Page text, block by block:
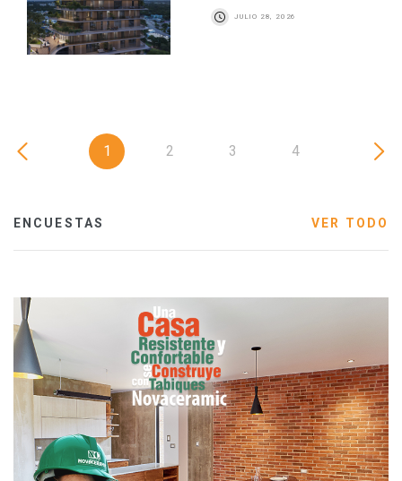
JULIO 28, 2026
1 2 3 4
ENCUESTAS VER TODO